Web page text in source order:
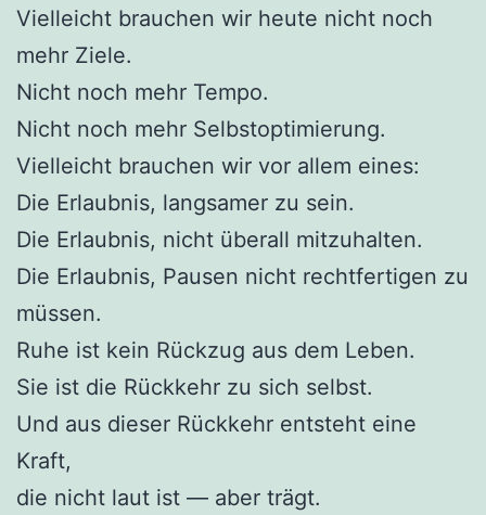
Vielleicht brauchen wir heute nicht noch
mehr Ziele.
Nicht noch mehr Tempo.
Nicht noch mehr Selbstoptimierung.
Vielleicht brauchen wir vor allem eines:
Die Erlaubnis, langsamer zu sein.
Die Erlaubnis, nicht überall mitzuhalten.
Die Erlaubnis, Pausen nicht rechtfertigen zu
müssen.
Ruhe ist kein Rückzug aus dem Leben.
Sie ist die Rückkehr zu sich selbst.
Und aus dieser Rückkehr entsteht eine
Kraft,
die nicht laut ist — aber trägt.